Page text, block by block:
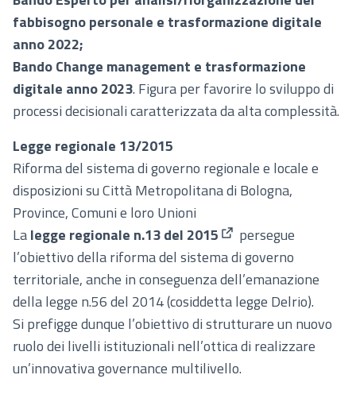
fabbisogno personale e trasformazione digitale
anno 2022;
Bando Change management e trasformazione
digitale anno 2023. Figura per favorire lo sviluppo di
processi decisionali caratterizzata da alta complessità.
Legge regionale 13/2015
Riforma del sistema di governo regionale e locale e
disposizioni su Città Metropolitana di Bologna,
Province, Comuni e loro Unioni
Lalegge regionale n.13 del 2015
(Collegamento
persegue
l’obiettivo della riforma del sistema di governo
territoriale, anche in conseguenza dell’emanazione
della legge n.56 del 2014 (cosiddetta legge Delrio).
Si prefigge dunque l’obiettivo di strutturare un nuovo
ruolo dei livelli istituzionali nell’ottica di realizzare
un’innovativa governance multilivello.